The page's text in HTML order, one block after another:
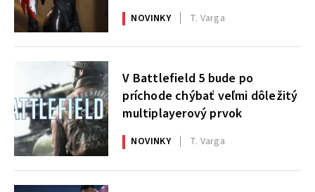
NOVINKY T. Varga
V Battlefield 5 bude po
príchode chýbať veľmi dôležitý
multiplayerový prvok
NOVINKY T. Varga